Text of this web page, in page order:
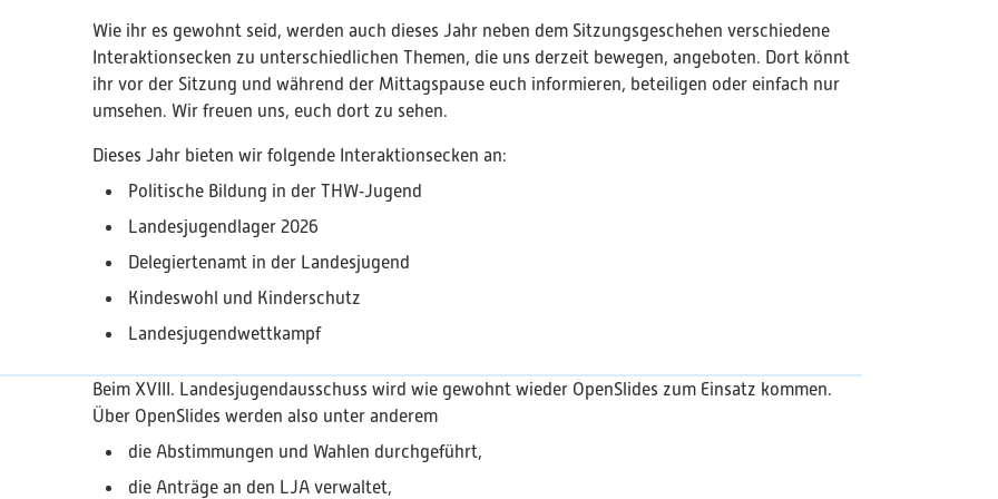
Wie ihr es gewohnt seid, werden auch dieses Jahr neben dem Sitzungsgeschehen verschiedene
Interaktionsecken zu unterschiedlichen Themen, die uns derzeit bewegen, angeboten. Dort könnt
ihr vor der Sitzung und während der Mittagspause euch informieren, beteiligen oder einfach nur
umsehen. Wir freuen uns, euch dort zu sehen.
Dieses Jahr bieten wir folgende Interaktionsecken an:
Politische Bildung in der THW‑Jugend
Landesjugendlager 2026
Delegiertenamt in der Landesjugend
Kindeswohl und Kinderschutz
Landesjugendwettkampf
Beim XVIII. Landesjugendausschuss wird wie gewohnt wieder OpenSlides zum Einsatz kommen.
Über OpenSlides werden also unter anderem
die Abstimmungen und Wahlen durchgeführt,
die Anträge an den LJA verwaltet,